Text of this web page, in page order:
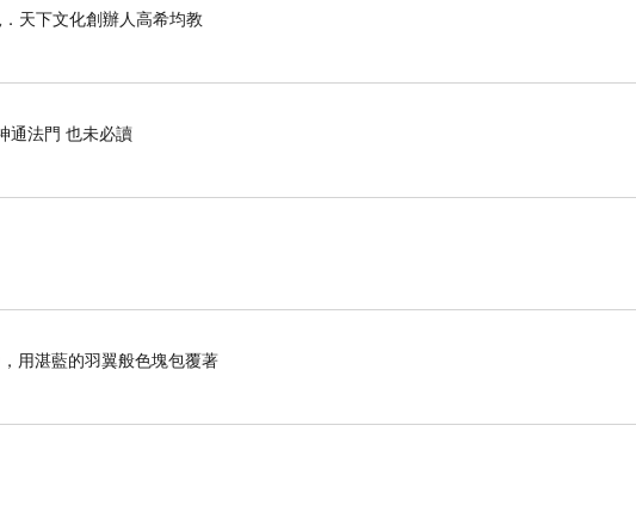
，就稱我是如來，或是想在行、住、坐、臥四
所說的義理，
生內心被塵垢遮蔽的時候，非是佛性離去。當
法界，寂然不動，感而遂通的，所以稱為如
天下文化創辦人高希均教
通法門 也未必讀
用湛藍的羽翼般色塊包覆著